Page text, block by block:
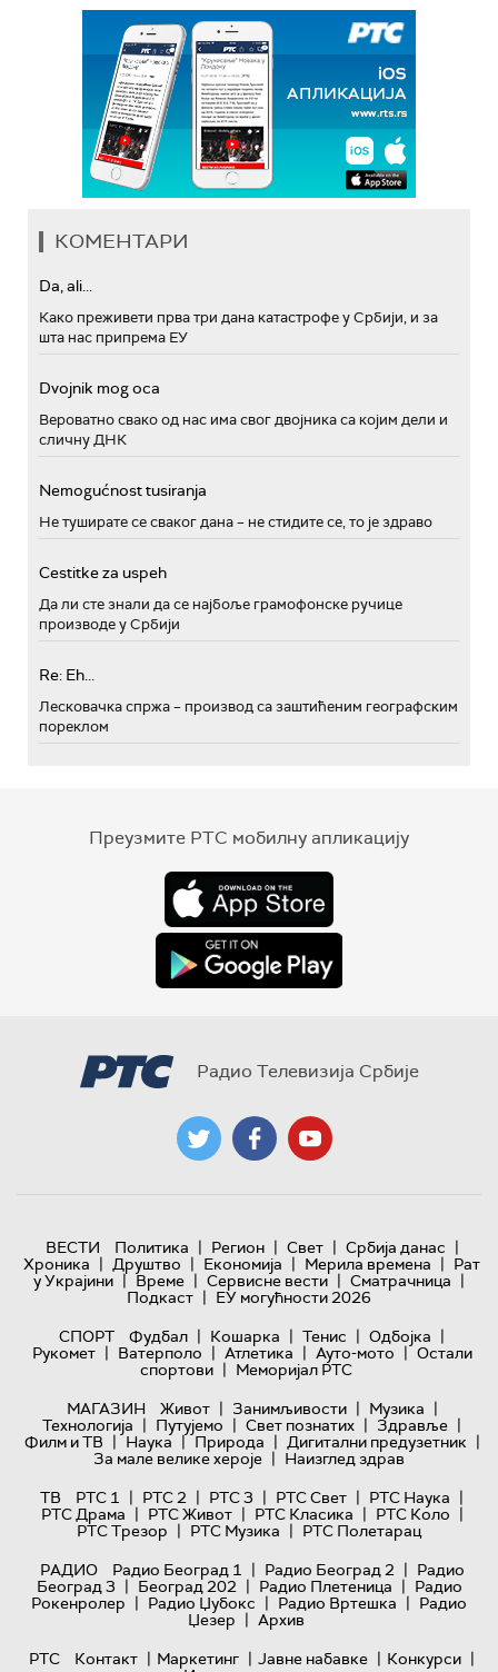
КОМЕНТАРИ
Da, ali...
Како преживети прва три дана катастрофе у Србији, и за
шта нас припрема ЕУ
Dvojnik mog oca
Вероватно свако од нас има свог двојника са којим дели и
сличну ДНК
Nemogućnost tusiranja
Не туширате се сваког дана – не стидите се, то је здраво
Cestitke za uspeh
Да ли сте знали да се најбоље грамофонске ручице
производе у Србији
Re: Eh...
Лесковачка спржа – производ са заштићеним географским
пореклом
Преузмите РТС мобилну апликацију
Радио Телевизија Србије
ВЕСТИ Политика | Регион | Свет | Србија данас |
Хроника | Друштво | Економија | Мерила времена | Рат
у Украјини | Време | Сервисне вести | Сматрачница |
Подкаст | ЕУ могућности 2026
СПОРТ
Фудбал | Кошарка | Тенис | Одбојка |
Рукомет | Ватерполо | Атлетика | Ауто-мото | Остали
спортови | Меморијал РТС
МАГАЗИН
Живот | Занимљивости | Музика |
Технологијa | Путујемо | Свет познатих | Здравље |
Филм и ТВ | Наука | Природа | Дигитални предузетник |
За мале велике хероје | Наизглед здрав
ТВ
РТС 1 | РТС 2 | РТС 3 | РТС Свет | РТС Наука |
РТС Драма | РТС Живот | РТС Класика | РТС Коло |
РТС Трезор | РТС Музика | РТС Полетарац
РАДИО
Радио Београд 1 | Радио Београд 2 | Радио
Београд 3 | Београд 202 | Радио Плетеница | Радио
Рокенролер | Радио Џубокс | Радио Вртешка | Радио
Џезер | Архив
РТС
Контакт | Маркетинг | Јавне набавке | Конкурси |